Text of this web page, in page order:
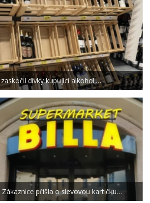
dívky kupující alkohol.…
Zákaznice přišla o slevovou kartičku…